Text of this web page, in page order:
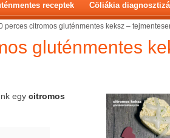
receptek Cöliákia
perces citromos gluténmentes keksz –
gluténmentes
egy citromos